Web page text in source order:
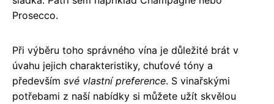
Prosecco.
Při výběru toho správného vína je důležité brát v
úvahu jejich charakteristiky, chuťové tóny a
především své vlastní preference. S vinařskými
potřebami z naší nabídky si můžete užít skvělou